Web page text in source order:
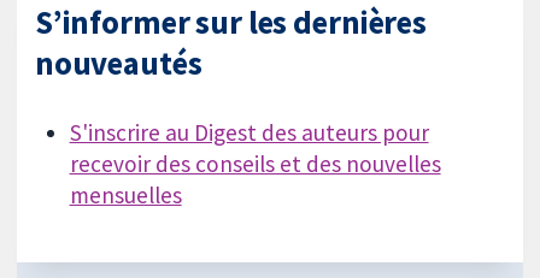
S’informer sur les dernières
nouveautés
S'inscrire au Digest des auteurs pour
recevoir des conseils et des nouvelles
mensuelles